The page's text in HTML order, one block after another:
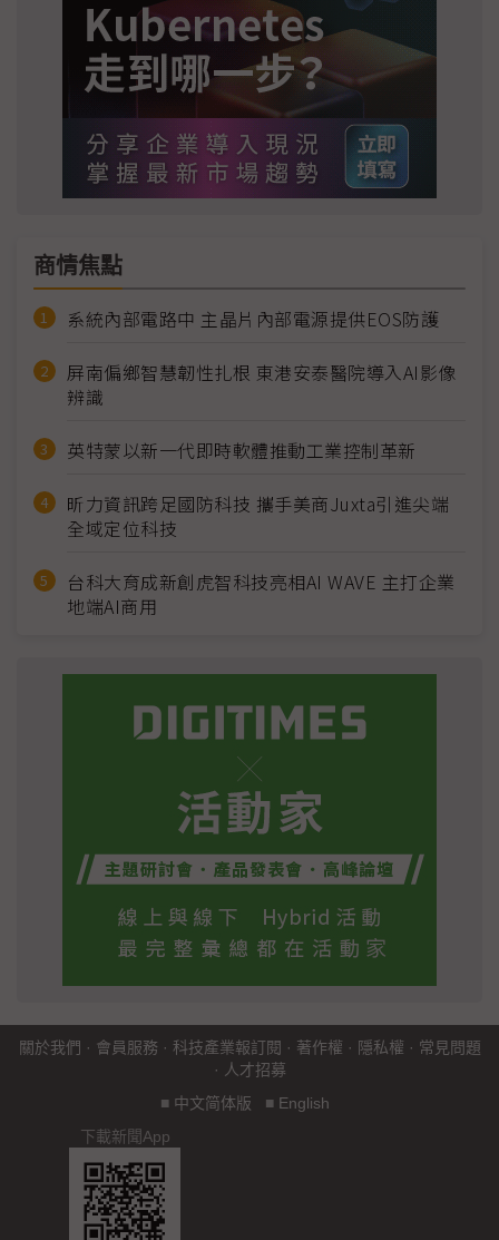
商情焦點
系統內部電路中 主晶片內部電源提供EOS防護
屏南偏鄉智慧韌性扎根 東港安泰醫院導入AI影像
辨識
英特蒙以新一代即時軟體推動工業控制革新
昕力資訊跨足國防科技 攜手美商Juxta引進尖端
全域定位科技
台科大育成新創虎智科技亮相AI WAVE 主打企業
地端AI商用
關於我們 · 會員服務 · 科技產業報訂閱 · 著作權 · 隱私權 · 常見問題
· 人才招募
■ 中文简体版 ■ English
下載新聞App